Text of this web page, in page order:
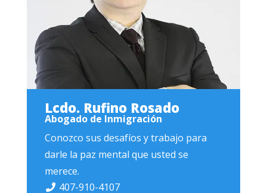
Lcdo. Rufino Rosado
Abogado de Inmigración
Conozco sus desafíos y trabajo para
darle la paz mental que usted se
merece.
407-910-4107